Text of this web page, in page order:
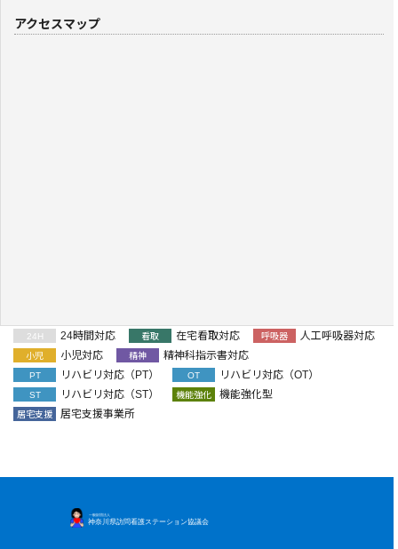
アクセスマップ
24H 24時間対応 看取 在宅看取対応 呼吸器 人工呼吸器対応
小児 小児対応 精神 精神科指示書対応
PT リハビリ対応（PT） OT リハビリ対応（OT）
ST リハビリ対応（ST） 機能強化 機能強化型
居宅支援 居宅支援事業所